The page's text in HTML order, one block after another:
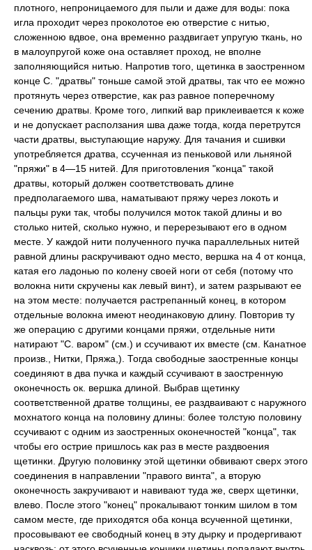
плотного, непроницаемого для пыли и даже для воды: пока
игла проходит через проколотое ею отверстие с нитью,
сложенною вдвое, она временно раздвигает упругую ткань, но
в малоупругой коже она оставляет проход, не вполне
заполняющийся нитью. Напротив того, щетинка в заостренном
конце С. "дратвы" тоньше самой этой дратвы, так что ее можно
протянуть через отверстие, как раз равное поперечному
сечению дратвы. Кроме того, липкий вар приклеивается к коже
и не допускает расползания шва даже тогда, когда перетрутся
части дратвы, выступающие наружу. Для тачания и сшивки
употребляется дратва, ссученная из пеньковой или льняной
"пряжи" в 4—15 нитей. Для приготовления "конца" такой
дратвы, который должен соответствовать длине
предполагаемого шва, наматывают пряжу через локоть и
пальцы руки так, чтобы получился моток такой длины и во
столько нитей, сколько нужно, и перерезывают его в одном
месте. У каждой нити полученного пучка параллельных нитей
равной длины раскручивают одно место, вершка на 4 от конца,
катая его ладонью по колену своей ноги от себя (потому что
волокна нити скручены как левый винт), и затем разрывают ее
на этом месте: получается растрепанный конец, в котором
отдельные волокна имеют неодинаковую длину. Повторив ту
же операцию с другими концами пряжи, отдельные нити
натирают "С. варом" (см.) и ссучивают их вместе (см. Канатное
произв., Нитки, Пряжа,). Тогда свободные заостренные концы
соединяют в два пучка и каждый ссучивают в заостренную
оконечность ок. вершка длиной. Выбрав щетинку
соответственной дратве толщины, ее раздваивают с наружного
мохнатого конца на половину длины: более толстую половину
ссучивают с одним из заостренных оконечностей "конца", так
чтобы его острие пришлось как раз в месте раздвоения
щетинки. Другую половинку этой щетинки обвивают сверх этого
соединения в направлении "правого винта", а вторую
оконечность закручивают и навивают туда же, сверх щетинки,
влево. После этого "конец" прокалывают тонким шилом в том
самом месте, где приходятся оба конца всученной щетинки,
просовывают ее свободный конец в эту дырку и продергивают